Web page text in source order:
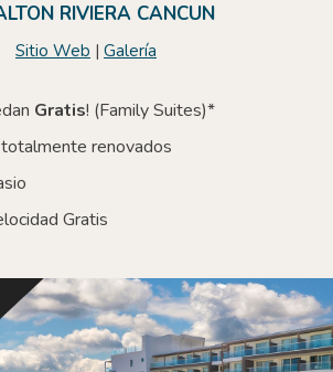
RIVIERA CANCUN
Sitio Web | Galería
Gratis! (Family Suites)*
renovados
Gratis